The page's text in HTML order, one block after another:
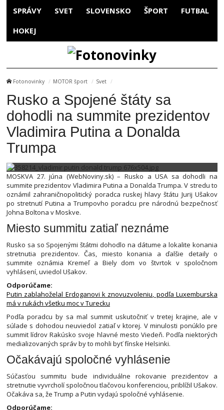
SPRÁVY SVET SLOVENSKO ŠPORT FUTBAL
HOKEJ
Fotonovinky MOTOR šport Svet
Rusko a Spojené štáty sa
dohodli na summite prezidentov
Vladimira Putina a Donalda
Trumpa
MOSKVA 27. júna (WebNoviny.sk) – Rusko a USA sa dohodli na
summite prezidentov Vladimira Putina a Donalda Trumpa. V stredu to
oznámil zahraničnopolitický poradca ruskej hlavy štátu Jurij Ušakov
po stretnutí Putina a Trumpovho poradcu pre národnú bezpečnosť
Johna Boltona v Moskve.
Miesto summitu zatiaľ neznáme
Rusko sa so Spojenými štátmi dohodlo na dátume a lokalite konania
stretnutia prezidentov. Čas, miesto konania a ďalšie detaily o
summite oznámia Kremeľ a Biely dom vo štvrtok v spoločnom
vyhlásení, uviedol Ušakov.
Odporúčame:
Putin zablahoželal Erdoganovi k znovuzvoleniu, podľa Luxemburska
má v rukách všetku moc v Turecku
Podľa poradcu by sa mal summit uskutočniť v tretej krajine, ale v
súlade s dohodou neuviedol zatiaľ v ktorej. V minulosti ponúklo pre
summit lídrov Rakúsko svoje hlavné mesto Viedeň. Podľa niektorých
medializovaných správ by to mohli byť fínske Helsinki.
Očakávajú spoločné vyhlásenie
Súčasťou summitu bude individuálne rokovanie prezidentov a
stretnutie vyvrcholí spoločnou tlačovou konferenciou, priblížil Ušakov.
Očakáva sa, že Trump a Putin vydajú spoločné vyhlásenie.
Odporúčame: